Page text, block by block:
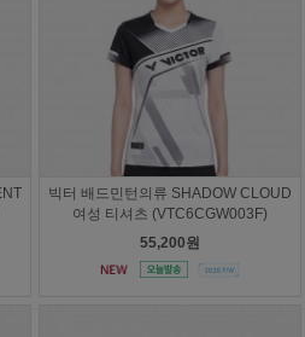
빅터 배드민턴의류 SHADOW CLOUD
여성 티셔츠 (VTC6CGW003F)
55,200원